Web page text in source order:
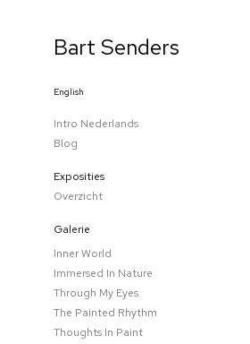
Bart Senders
English
Intro Nederlands
Blog
Exposities
Overzicht
Galerie
Inner World
Immersed In Nature
Through My Eyes
The Painted Rhythm
Thoughts In Paint